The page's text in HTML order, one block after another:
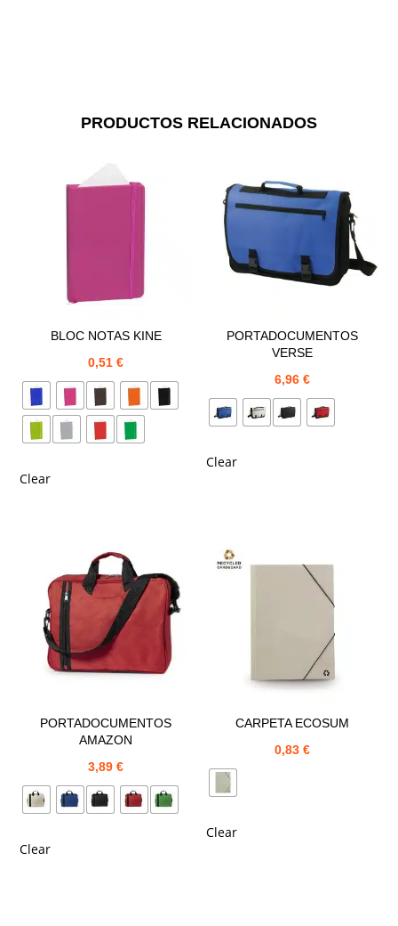
PRODUCTOS RELACIONADOS
BLOC NOTAS KINE
0,51€
Clear
PORTADOCUMENTOS
VERSE
6,96 €
Clear
PORTADOCUMENTOS
AMAZON
3,89€
Clear
CARPETA ECOSUM
0,83 €
Clear